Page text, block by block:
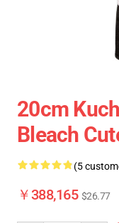
20cm
Bleach
(5
￥388,165 $26.77